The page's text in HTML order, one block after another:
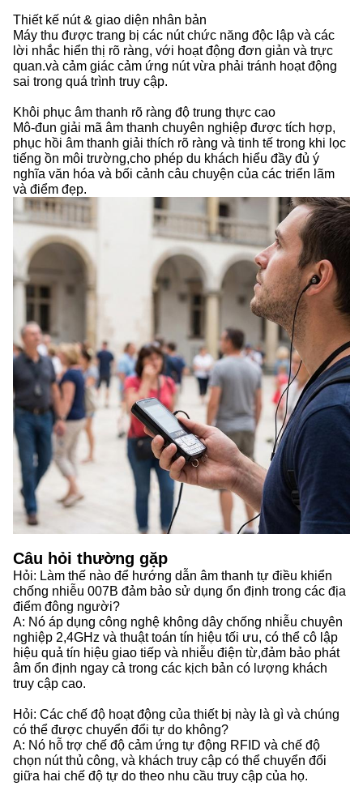
Thiết kế nút & giao diện nhân bản
Máy thu được trang bị các nút chức năng độc lập và các
lời nhắc hiển thị rõ ràng, với hoạt động đơn giản và trực
quan.và cảm giác cảm ứng nút vừa phải tránh hoạt động
sai trong quá trình truy cập.
Khôi phục âm thanh rõ ràng độ trung thực cao
Mô-đun giải mã âm thanh chuyên nghiệp được tích hợp,
phục hồi âm thanh giải thích rõ ràng và tinh tế trong khi lọc
tiếng ồn môi trường,cho phép du khách hiểu đầy đủ ý
nghĩa văn hóa và bối cảnh câu chuyện của các triển lãm
và điểm đẹp.
Câu hỏi thường gặp
Hỏi: Làm thế nào để hướng dẫn âm thanh tự điều khiển
chống nhiễu 007B đảm bảo sử dụng ổn định trong các địa
điểm đông người?
A: Nó áp dụng công nghệ không dây chống nhiễu chuyên
nghiệp 2,4GHz và thuật toán tín hiệu tối ưu, có thể cô lập
hiệu quả tín hiệu giao tiếp và nhiễu điện từ,đảm bảo phát
âm ổn định ngay cả trong các kịch bản có lượng khách
truy cập cao.
Hỏi: Các chế độ hoạt động của thiết bị này là gì và chúng
có thể được chuyển đổi tự do không?
A: Nó hỗ trợ chế độ cảm ứng tự động RFID và chế độ
chọn nút thủ công, và khách truy cập có thể chuyển đổi
giữa hai chế độ tự do theo nhu cầu truy cập của họ.